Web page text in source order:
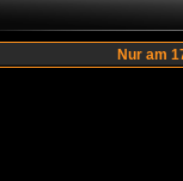
Nur am